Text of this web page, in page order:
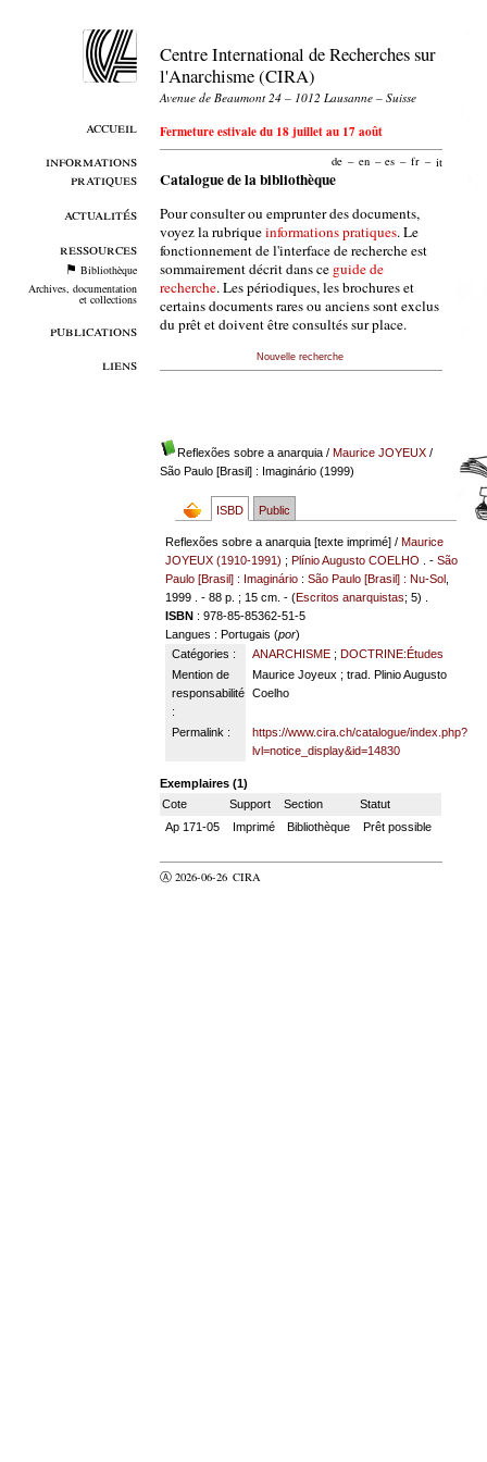
accueil
informations
pratiques
actualités
ressources
Bibliothèque
Archives, documentation
et collections
publications
liens
Centre International de Recherches sur
l'Anarchisme (CIRA)
Avenue de Beaumont 24 – 1012 Lausanne – Suisse
Fermeture estivale du 18 juillet au 17 août
de – en – es – fr – it
Catalogue de la bibliothèque
Pour consulter ou emprunter des documents,
voyez la rubriqueinformations pratiques. Le
fonctionnement de l'interface de recherche est
sommairement décrit dans ce guide de
recherche. Les périodiques, les brochures et
certains documents rares ou anciens sont exclus
du prêt et doivent être consultés sur place.
Nouvelle recherche
Reflexões sobre a anarquia/ Maurice JOYEUX/
São Paulo [Brasil] : Imaginário (1999)
ISBD Public
Reflexões sobre a anarquia [texte imprimé] /Maurice
JOYEUX (1910-1991) ;Plínio Augusto COELHO . -São
Paulo [Brasil] : Imaginário :São Paulo [Brasil] : Nu-Sol
1999 . - 88 p. ; 15 cm. - (Escritos anarquistas; 5) .
ISBN : 978-85-85362-51-5
Langues : Portugais (por)
Catégories :
ANARCHISME; DOCTRINE:Études
Mention de
responsabilité
:
Maurice Joyeux ; trad. Plinio Augusto
Coelho
Permalink :
https://www.cira.ch/catalogue/index.php?
lvl=notice_display&id=14830
Exemplaires (1)
Cote
Support Section
Statut
Ap 171-05
Imprimé Bibliothèque Prêt possible
Ⓐ 2026-06-26 CIRA